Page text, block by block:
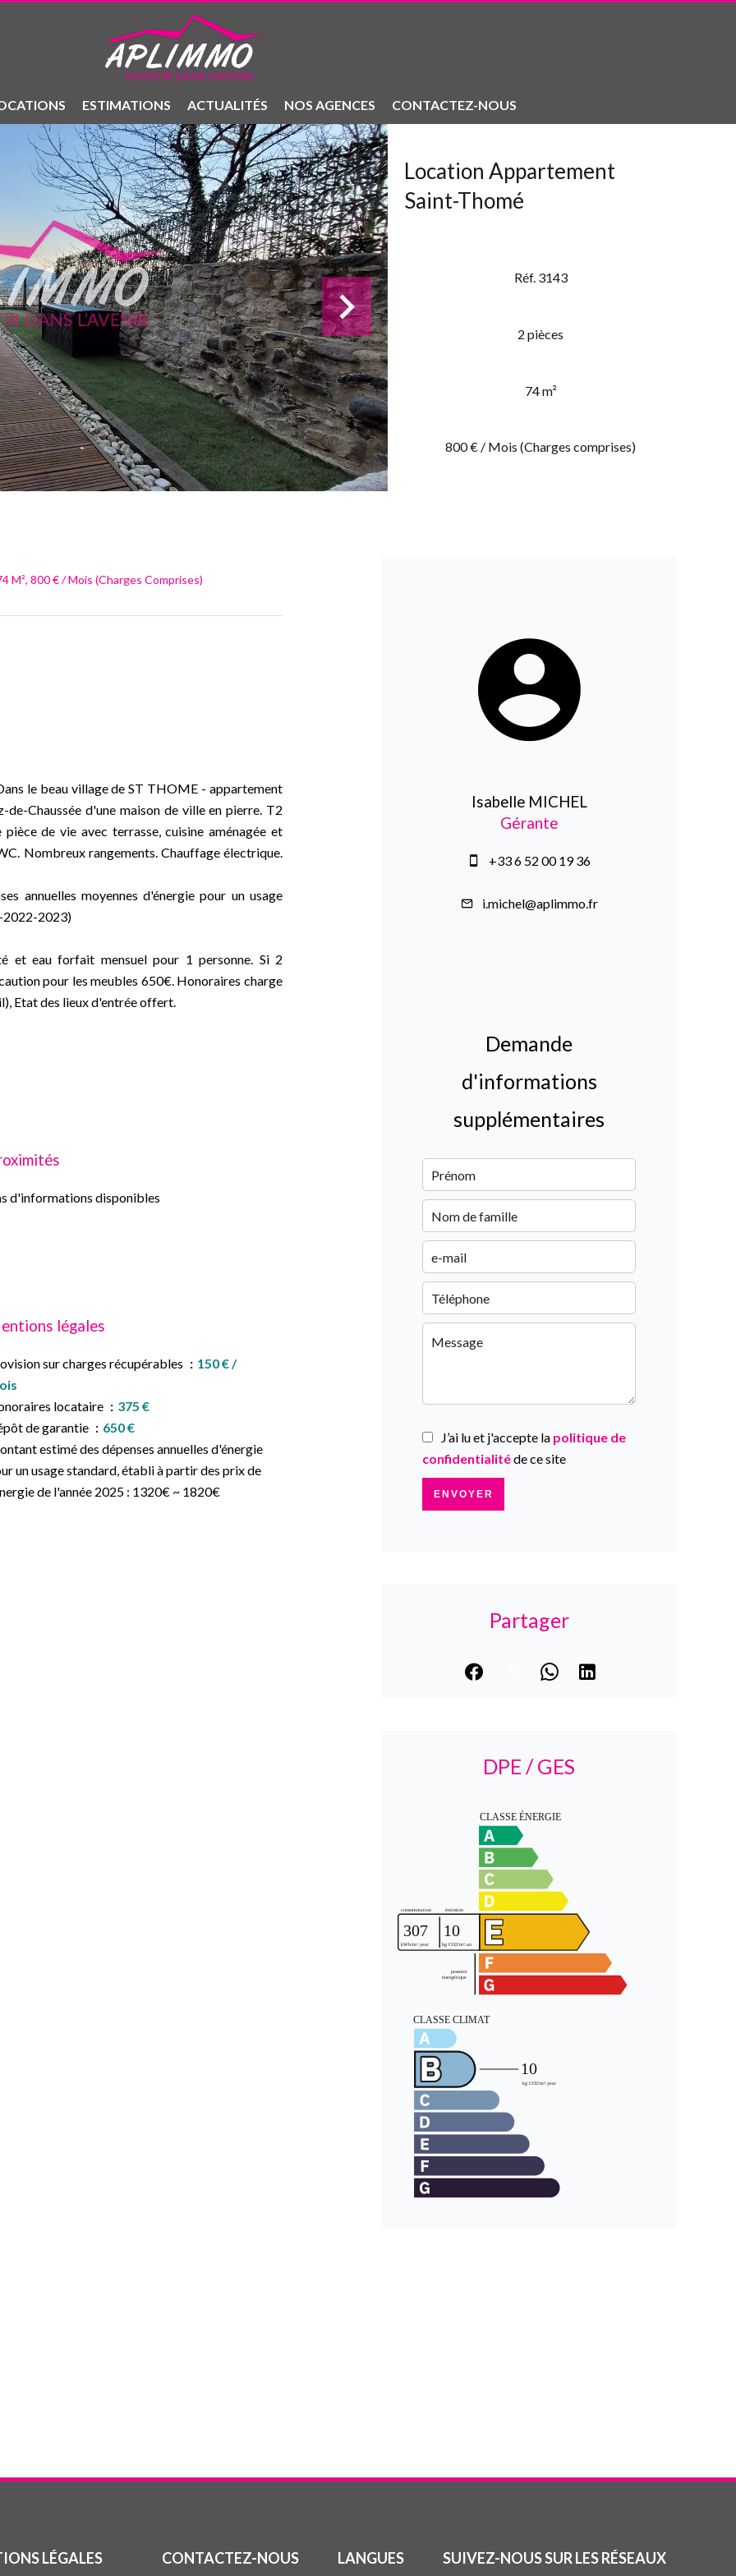
ESTIMATIONS ACTUALITÉS NOS AGENCES CONTACTEZ-NOUS
Location Appartement
Saint-Thomé
Réf. 3143
2 pièces
74 m²
800 € / Mois (Charges comprises)
M², 800 € / Mois (Charges Comprises)
le beau village de ST THOME - appartement
de-Chaussée d'une maison de ville en pierre. T2
de vie avec terrasse, cuisine aménagée et
Nombreux rangements. Chauffage électrique.
annuelles moyennes d'énergie pour un usage
2022-2023)
et eau forfait mensuel pour 1 personne. Si 2
pour les meubles 650€. Honoraires charge
Etat des lieux d'entrée offert.
d'informations disponibles
légales
sur charges récupérables
150 € /
locataire
375 €
de garantie
650 €
estimé des dépenses annuelles d'énergie
un usage standard, établi à partir des prix de
de l'année 2025 : 1320€ ~ 1820€
Isabelle MICHEL
Gérante
+33 6 52 00 19 36
i.michel@aplimmo.fr
Demande
d'informations
supplémentaires
J’ai lu et j'accepte la politique de
confidentialitéde ce site
ENVOYER
Partager
DPE / GES
LÉGALES CONTACTEZ-NOUS LANGUES SUIVEZ-NOUS SUR LES RÉSEAUX